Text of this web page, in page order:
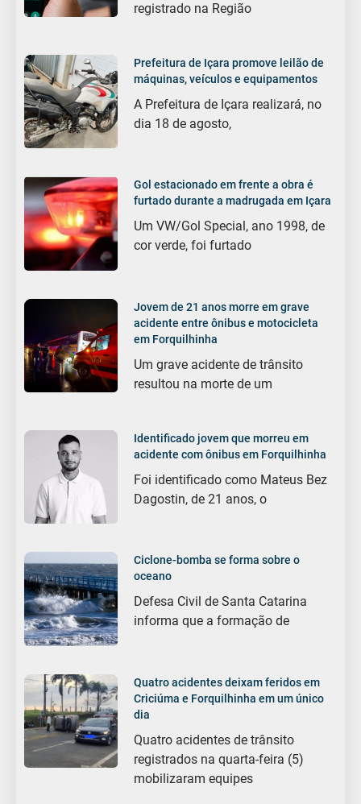
registrado na Região
Prefeitura de Içara promove leilão de
máquinas, veículos e equipamentos
A Prefeitura de Içara realizará, no
dia 18 de agosto,
Gol estacionado em frente a obra é
furtado durante a madrugada em Içara
Um VW/Gol Special, ano 1998, de
cor verde, foi furtado
Jovem de 21 anos morre em grave
acidente entre ônibus e motocicleta
em Forquilhinha
Um grave acidente de trânsito
resultou na morte de um
Identificado jovem que morreu em
acidente com ônibus em Forquilhinha
Foi identificado como Mateus Bez
Dagostin, de 21 anos, o
Ciclone-bomba se forma sobre o
oceano
Defesa Civil de Santa Catarina
informa que a formação de
Quatro acidentes deixam feridos em
Criciúma e Forquilhinha em um único
dia
Quatro acidentes de trânsito
registrados na quarta-feira (5)
mobilizaram equipes